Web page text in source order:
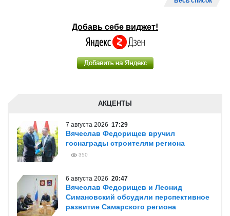
Добавь себе виджет!
АКЦЕНТЫ
7 августа 2026 17:29
Вячеслав Федорищев вручил
госнаграды строителям региона
350
6 августа 2026 20:47
Вячеслав Федорищев и Леонид
Симановский обсудили перспективное
развитие Самарского региона